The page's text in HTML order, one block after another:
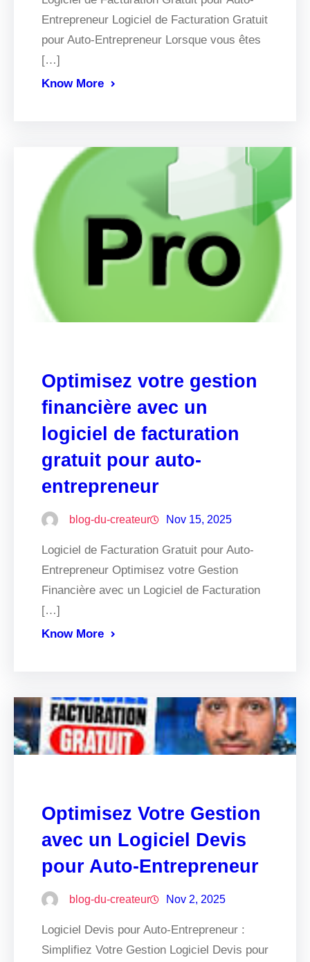
Entrepreneur Logiciel de Facturation Gratuit
pour Auto-Entrepreneur Lorsque vous êtes
[…]
Know More
Optimisez votre gestion
financière avec un
logiciel de facturation
gratuit pour auto-
entrepreneur
blog-du-createur Nov 15, 2025
Logiciel de Facturation Gratuit pour Auto-
Entrepreneur Optimisez votre Gestion
Financière avec un Logiciel de Facturation
[…]
Know More
Optimisez Votre Gestion
avec un Logiciel Devis
pour Auto-Entrepreneur
blog-du-createur Nov 2, 2025
Logiciel Devis pour Auto-Entrepreneur :
Simplifiez Votre Gestion Logiciel Devis pour